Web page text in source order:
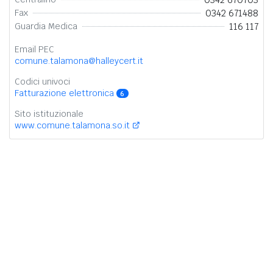
Fax 0342 671488
Guardia Medica 116 117
Email PEC
comune.talamona@halleycert.it
Codici univoci
Fatturazione elettronica
6
Sito istituzionale
www.comune.talamona.so.it